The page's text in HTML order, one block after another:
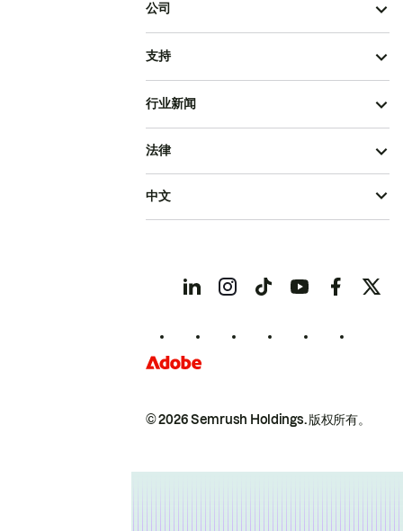
公司
支持
行业新闻
© 2026 Semrush Holdings.版权所有。
法律
中文